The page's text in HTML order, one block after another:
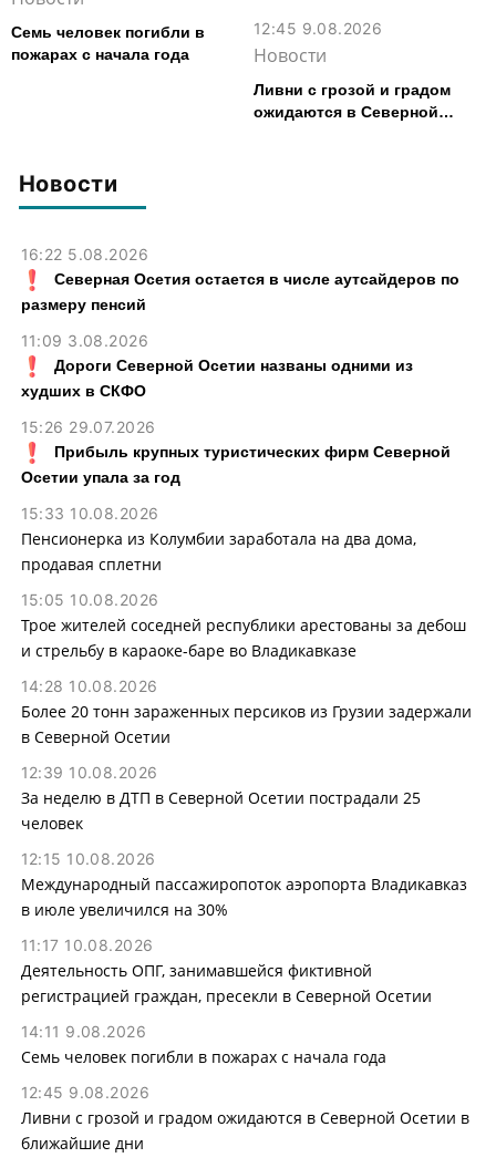
Новости
16:22 5.08.2026
Северная Осетия остается в числе аутсайдеров по
размеру пенсий
11:09 3.08.2026
Дороги Северной Осетии названы одними из
худших в СКФО
15:26 29.07.2026
Прибыль крупных туристических фирм Северной
Осетии упала за год
15:33 10.08.2026
Пенсионерка из Колумбии заработала на два дома,
продавая сплетни
15:05 10.08.2026
Трое жителей соседней республики арестованы за дебош
и стрельбу в караоке-баре во Владикавказе
14:28 10.08.2026
Более 20 тонн зараженных персиков из Грузии задержали
в Северной Осетии
12:39 10.08.2026
За неделю в ДТП в Северной Осетии пострадали 25
человек
12:15 10.08.2026
Международный пассажиропоток аэропорта Владикавказ
в июле увеличился на 30%
11:17 10.08.2026
Деятельность ОПГ, занимавшейся фиктивной
регистрацией граждан, пресекли в Северной Осетии
14:11 9.08.2026
Семь человек погибли в пожарах с начала года
12:45 9.08.2026
Ливни с грозой и градом ожидаются в Северной Осетии в
ближайшие дни
Семь человек погибли в
пожарах с начала года
12:45 9.08.2026
Новости
Ливни с грозой и градом
ожидаются в Северной